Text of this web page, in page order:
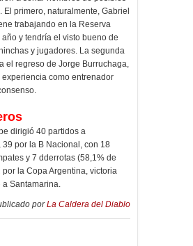
El primero, naturalmente, Gabriel
trabajando en la Reserva
y tendría el visto bueno de
y jugadores. La segunda
el regreso de Jorge Burruchaga,
como entrenador
dirigió 40 partidos a
39 por la B Nacional, con 18
y 7 dderrotas (58,1% de
la Copa Argentina, victoria
Santamarina.
porLa Caldera del Diablo